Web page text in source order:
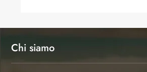
Chi siamo